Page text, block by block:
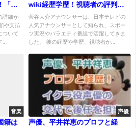
株
詳細が
や支払
ついて
wiki経歴学歴！視聴者の評判！
結婚、妻や子供について！
菅谷大介アナウンサーは、日本テレビの
人気アナウンサーとして知られ、スポー
ツ実況やバラエティ番組で活躍してきま
した。 彼の経歴や学歴、視聴者か...
音楽
籍は
声優
声優、平井祥恵のプロフと経